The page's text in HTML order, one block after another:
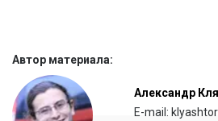
Автор материала:
Александр
E-mail: